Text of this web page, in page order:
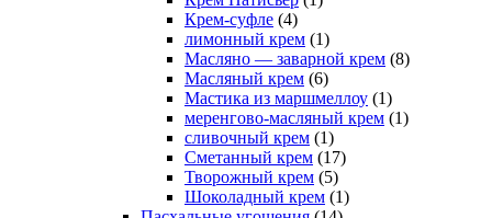
Крем-суфле (4)
лимонный крем (1)
Масляно — заварной крем (8)
Масляный крем (6)
Мастика из маршмеллоу (1)
меренгово-масляный крем (1)
сливочный крем (1)
Сметанный крем (17)
Творожный крем (5)
Шоколадный крем (1)